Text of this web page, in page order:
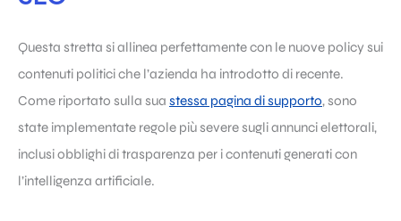
Questa stretta si allinea perfettamente con le nuove policy sui
contenuti politici che l’azienda ha introdotto di recente.
Come riportato sulla sua stessa pagina di supporto, sono
state implementate regole più severe sugli annunci elettorali,
inclusi obblighi di trasparenza per i contenuti generati con
l’intelligenza artificiale.